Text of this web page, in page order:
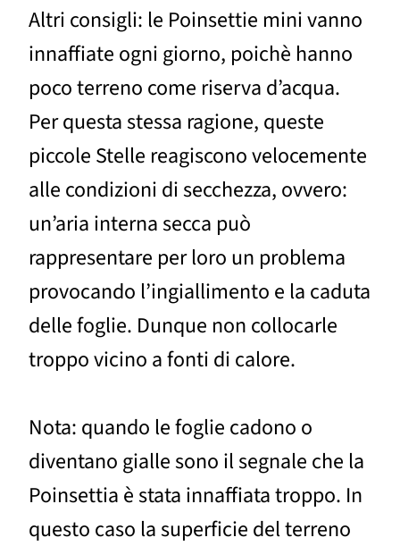
Altri consigli: le Poinsettie mini vanno
innaffiate ogni giorno, poichè hanno
poco terreno come riserva d’acqua.
Per questa stessa ragione, queste
piccole Stelle reagiscono velocemente
alle condizioni di secchezza, ovvero:
un’aria interna secca può
rappresentare per loro un problema
provocando l’ingiallimento e la caduta
delle foglie. Dunque non collocarle
troppo vicino a fonti di calore.
Nota: quando le foglie cadono o
diventano gialle sono il segnale che la
Poinsettia è stata innaffiata troppo. In
questo caso la superficie del terreno